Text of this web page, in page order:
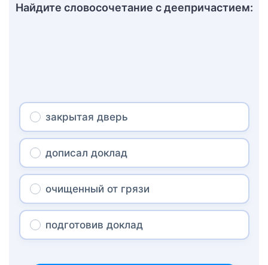
Найдите словосочетание с деепричастием:
закрытая дверь
дописал доклад
очищенный от грязи
подготовив доклад